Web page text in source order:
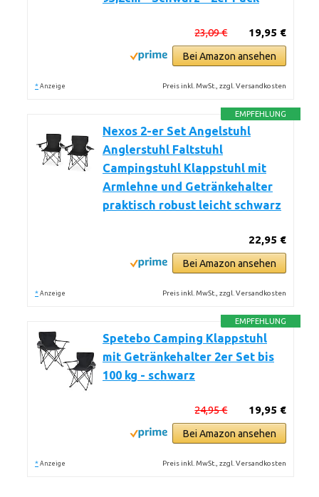
19,95 €
23,09 €
Bei Amazon ansehen
* Anzeige Preis inkl. MwSt., zzgl. Versandkosten
EMPFEHLUNG
Nexos 2-er Set Angelstuhl
Anglerstuhl Faltstuhl
Campingstuhl Klappstuhl mit
Armlehne und Getränkehalter
praktisch robust leicht schwarz
22,95 €
Bei Amazon ansehen
* Anzeige Preis inkl. MwSt., zzgl. Versandkosten
EMPFEHLUNG
Spetebo Camping Klappstuhl
mit Getränkehalter 2er Set bis
100 kg - schwarz
19,95 €
24,95 €
Bei Amazon ansehen
* Anzeige Preis inkl. MwSt., zzgl. Versandkosten